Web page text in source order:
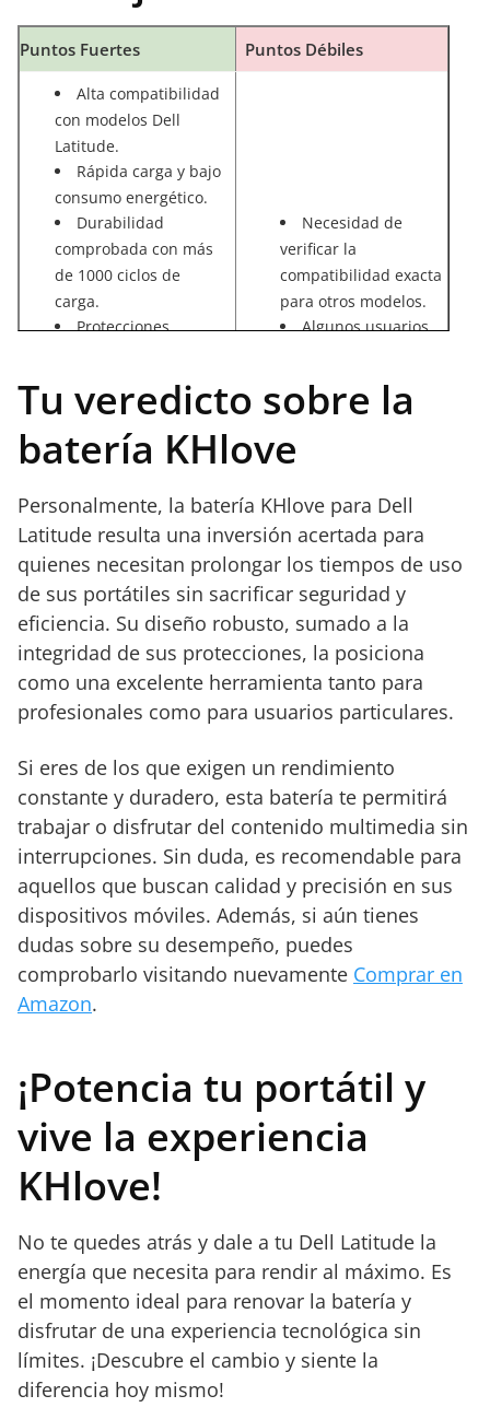
Puntos Fuertes Puntos Débiles
Alta compatibilidad
con modelos Dell
Latitude.
Rápida carga y bajo
consumo energético.
Durabilidad
comprobada con más
de 1000 ciclos de
carga.
Protecciones
sobretensión y
sobrecorriente.
Calidad de
controles rigurosos de
fábrica.
Necesidad de
verificar la
compatibilidad exacta
para otros modelos.
Algunos usuarios
elevado.
Tu veredicto sobre la
batería KHlove
Personalmente, la batería KHlove para Dell
Latitude resulta una inversión acertada para
quienes necesitan prolongar los tiempos de uso
de sus portátiles sin sacrificar seguridad y
eficiencia. Su diseño robusto, sumado a la
integridad de sus protecciones, la posiciona
como una excelente herramienta tanto para
profesionales como para usuarios particulares.
Si eres de los que exigen un rendimiento
constante y duradero, esta batería te permitirá
trabajar o disfrutar del contenido multimedia sin
interrupciones. Sin duda, es recomendable para
aquellos que buscan calidad y precisión en sus
dispositivos móviles. Además, si aún tienes
dudas sobre su desempeño, puedes
comprobarlo visitando nuevamente Comprar en
Amazon.
¡Potencia tu portátil y
vive la experiencia
KHlove!
No te quedes atrás y dale a tu Dell Latitude la
energía que necesita para rendir al máximo. Es
el momento ideal para renovar la batería y
disfrutar de una experiencia tecnológica sin
límites. ¡Descubre el cambio y siente la
diferencia hoy mismo!